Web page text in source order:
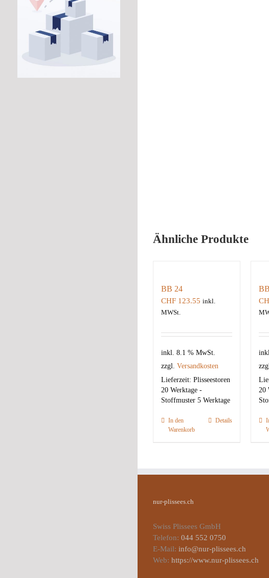
Ähnliche Produkte
BB 24
CHF123.55 inkl.
MWSt.
inkl. 8.1 % MwSt.
zzgl. Versandkosten
Lieferzeit: Plisseestoren
20 Werktage -
Stoffmuster 5 Werktage
In den
Warenkorb
Details
20
nur-plissees.ch
Swiss Plissees GmbH
Telefon: 044 552 0750
E-Mail: info@nur-plissees.ch
Web: https://www.nur-plissees.ch